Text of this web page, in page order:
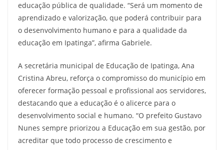
educação pública de qualidade. “Será um momento de
aprendizado e valorização, que poderá contribuir para
o desenvolvimento humano e para a qualidade da
educação em Ipatinga”, afirma Gabriele.
A secretária municipal de Educação de Ipatinga, Ana
Cristina Abreu, reforça o compromisso do município em
oferecer formação pessoal e profissional aos servidores,
destacando que a educação é o alicerce para o
desenvolvimento social e humano. “O prefeito Gustavo
Nunes sempre priorizou a Educação em sua gestão, por
acreditar que todo processo de crescimento e